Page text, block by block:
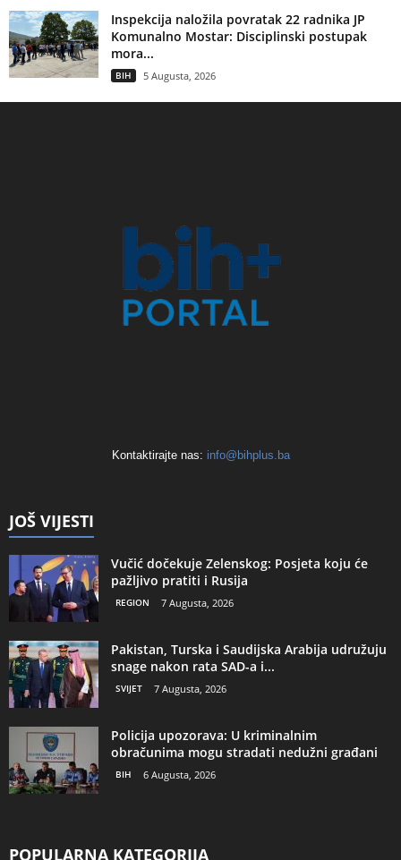
Inspekcija naložila povratak 22 radnika JP
Komunalno Mostar: Disciplinski postupak
mora...
BIH 5 Augusta, 2026
Kontaktirajte nas: info@bihplus.ba
JOŠ VIJESTI
Vučić dočekuje Zelenskog: Posjeta koju će
pažljivo pratiti i Rusija
REGION 7 Augusta, 2026
Pakistan, Turska i Saudijska Arabija udružuju
snage nakon rata SAD-a i...
SVIJET 7 Augusta, 2026
Policija upozorava: U kriminalnim
obračunima mogu stradati nedužni građani
BIH 6 Augusta, 2026
POPULARNA KATEGORIJA